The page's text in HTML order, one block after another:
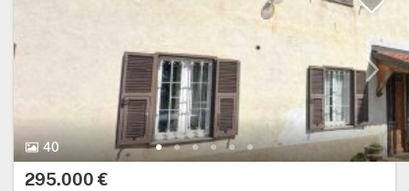
40
40 Foto.
Prezzo:
295.000 €